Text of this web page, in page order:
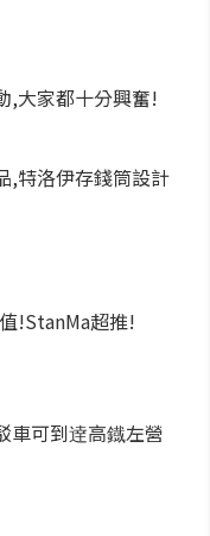
,大家都十分興奮!
,特洛伊存錢筒設計
!StanMa超推!
車可到逹高鐡左營